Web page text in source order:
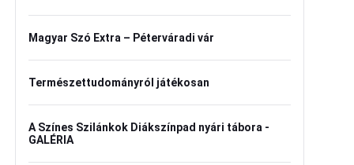
Magyar Szó Extra – Péterváradi vár
Természettudományról játékosan
A Színes Szilánkok Diákszínpad nyári tábora -
GALÉRIA